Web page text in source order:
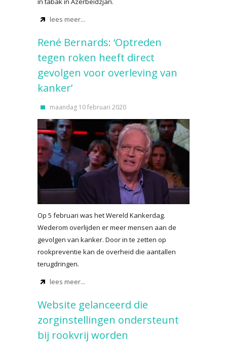
lees meer...
René Bernards: ‘Optreden
tegen roken heeft direct
gevolgen voor overleving van
kanker’
maandag 10 februari 2020
Op 5 februari was het Wereld Kankerdag.
Wederom overlijden er meer mensen aan de
gevolgen van kanker. Door in te zetten op
rookpreventie kan de overheid die aantallen
terugdringen.
lees meer...
Website gelanceerd die
zorginstellingen ondersteunt
bij rookvrij worden